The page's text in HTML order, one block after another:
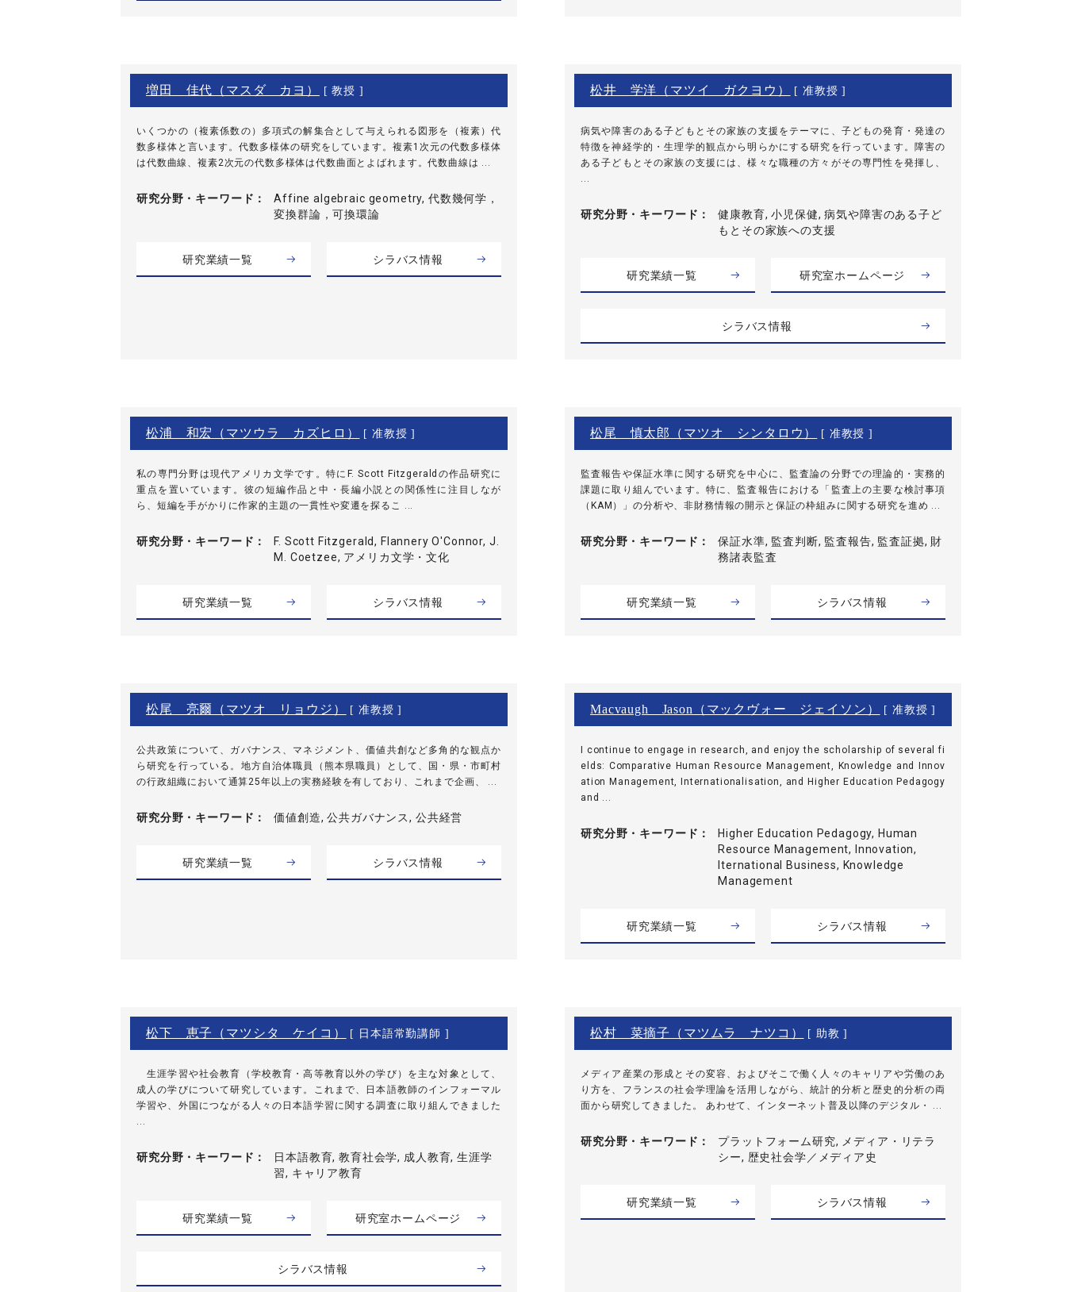
増田 佳代（マスダ カヨ） [ 教授 ]
いくつかの（複素係数の）多項式の解集合として与えられる図形を（複素）代
数多様体と言います。代数多様体の研究をしています。複素1次元の代数多様体
は代数曲線、複素2次元の代数多様体は代数曲面とよばれます。代数曲線は ...
研究分野・ キーワード
Affine algebraic geometry, 代数幾何学，
変換群論，可換環論
研究業績一覧 シラバス情報
松井 学洋（マツイ ガクヨウ） [ 准教授 ]
病気や障害のある子どもとその家族の支援をテーマに、子どもの発育・発達の
特徴を神経学的・生理学的観点から明らかにする研究を行っています。障害の
ある子どもとその家族の支援には、様々な職種の方々がその専門性を発揮し、
研究分野・ キーワード
健康教育, 小児保健, 病気や障害のある子ど
もとその家族への支援
研究業績一覧 研究室ホームページ
シラバス情報
松浦 和宏（マツウラ カズヒロ） [ 准教授 ]
私の専門分野は現代アメリカ文学です。特にF. Scott Fitzgeraldの作品研究に
重点を置いています。彼の短編作品と中・長編小説との関係性に注目しなが
ら、短編を手がかりに作家的主題の一貫性や変遷を探るこ ...
研究分野・ キーワード
F. Scott Fitzgerald, Flannery O'Connor, J.
M. Coetzee, アメリカ文学・文化
研究業績一覧 シラバス情報
松尾 慎太郎（マツオ シンタロウ） [ 准教授 ]
監査報告や保証水準に関する研究を中心に、監査論の分野での理論的・実務的
課題に取り組んでいます。特に、監査報告における「監査上の主要な検討事項
（KAM）」の分析や、非財務情報の開示と保証の枠組みに関する研究を進め ...
研究分野・ キーワード
保証水準, 監査判断, 監査報告, 監査証拠, 財
務諸表監査
研究業績一覧 シラバス情報
松尾 亮爾（マツオ リョウジ） [ 准教授 ]
公共政策について、ガバナンス、マネジメント、価値共創など多角的な観点か
ら研究を行っている。地方自治体職員（熊本県職員）として、国・県・市町村
の行政組織において通算25年以上の実務経験を有しており、これまで企画、 ...
研究分野・ キーワード 価値創造, 公共ガバナンス, 公共経営
研究業績一覧 シラバス情報
Macvaugh Jason（マックヴォー ジェイソン） [ 准教授 ]
I continue to engage in research, and enjoy the scholarship of several fi
elds: Comparative Human Resource Management, Knowledge and Innov
ation Management, Internationalisation, and Higher Education Pedagogy
and ...
研究分野・ キーワード
Higher Education Pedagogy, Human
Resource Management, Innovation,
Iternational Business, Knowledge
Management
研究業績一覧 シラバス情報
松下 恵子（マツシタ ケイコ） [ 日本語常勤講師 ]
生涯学習や社会教育（学校教育・高等教育以外の学び）を主な対象として、
成人の学びについて研究しています。これまで、日本語教師のインフォーマル
学習や、外国につながる人々の日本語学習に関する調査に取り組んできました
研究分野・ キーワード
日本語教育, 教育社会学, 成人教育, 生涯学
習, キャリア教育
研究業績一覧 研究室ホームページ
シラバス情報
松村 菜摘子（マツムラ ナツコ） [ 助教 ]
メディア産業の形成とその変容、およびそこで働く人々のキャリアや労働のあ
り方を、フランスの社会学理論を活用しながら、統計的分析と歴史的分析の両
面から研究してきました。 あわせて、インターネット普及以降のデジタル・ ...
研究分野・ キーワード
プラットフォーム研究, メディア・リテラ
シー, 歴史社会学／メディア史
研究業績一覧 シラバス情報